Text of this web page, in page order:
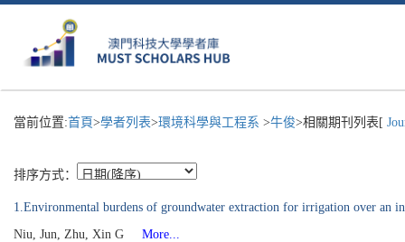
當前位置:首頁>學者列表>環境科學與工程系 >牛俊>相關期刊列表[
排序方式：
1.Environmental burdens of groundwater extraction for irrigation over an
Niu, Jun, Zhu, Xin G
More...